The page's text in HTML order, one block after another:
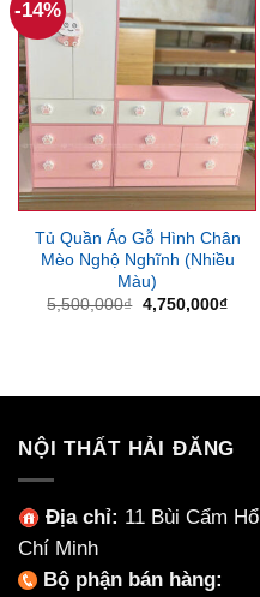
-14%
Tủ Quần Áo Gỗ Hình Chân
Mèo Nghộ Nghĩnh (Nhiều
Màu)
5,500,000₫ Giá
4,750,000₫Giá
NỘI THẤT HẢI ĐĂNG
Địa chỉ: 11 Bùi Cẩm
Chí Minh
Bộ phận bán hàng: